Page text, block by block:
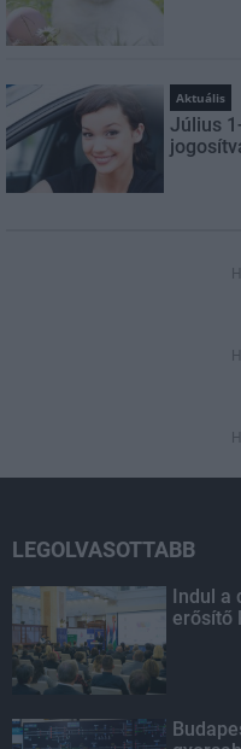
Aktuális
Július
LEGOLVASOTTABB
Indul a
erősítő